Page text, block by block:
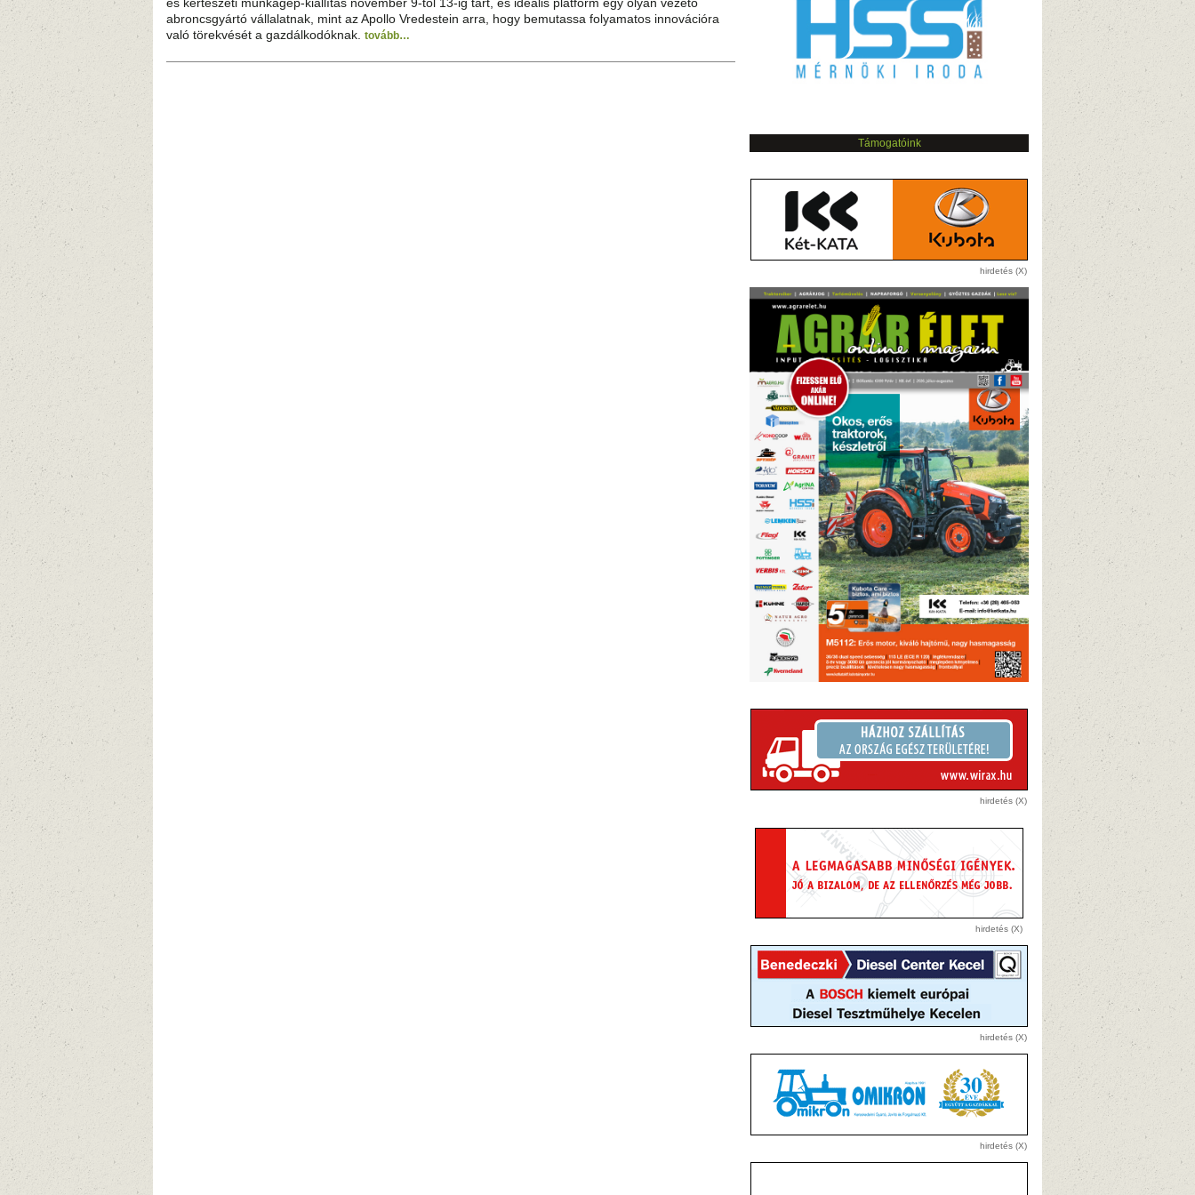
abroncsgyártó vállalatnak, mint az Apollo Vredestein arra, hogy bemutassa folyamatos innovációra
való törekvését a gazdálkodóknak. tovább…